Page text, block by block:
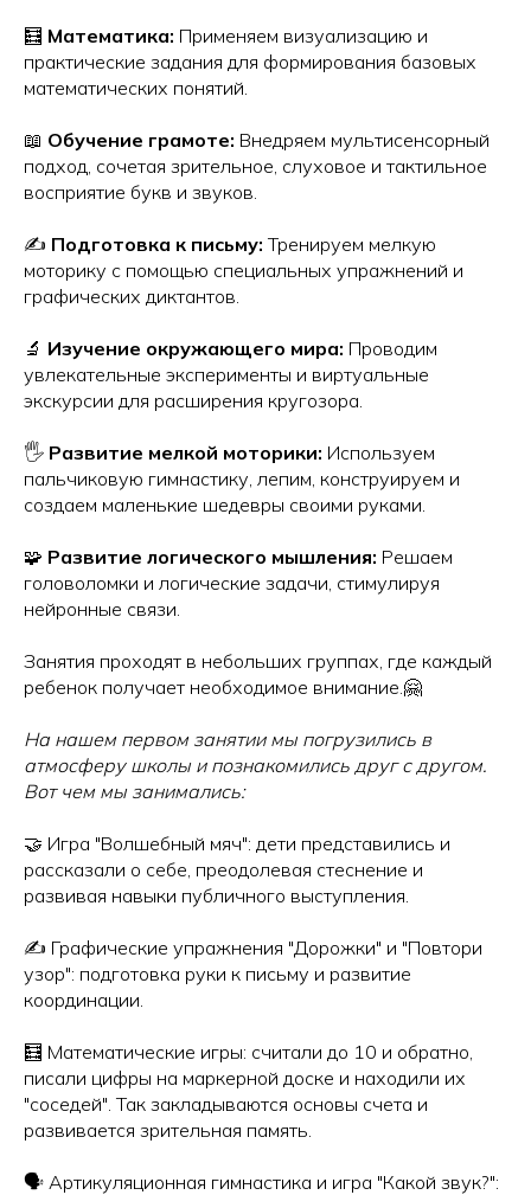
🧮 Математика: Применяем визуализацию и
практические задания для формирования базовых
математических понятий.
📖 Обучение грамоте: Внедряем мультисенсорный
подход, сочетая зрительное, слуховое и тактильное
восприятие букв и звуков.
✍️ Подготовка к письму: Тренируем мелкую
моторику с помощью специальных упражнений и
графических диктантов.
🔬 Изучение окружающего мира: Проводим
увлекательные эксперименты и виртуальные
экскурсии для расширения кругозора.
🖐️ Развитие мелкой моторики: Используем
пальчиковую гимнастику, лепим, конструируем и
создаем маленькие шедевры своими руками.
🧩 Развитие логического мышления: Решаем
головоломки и логические задачи, стимулируя
нейронные связи.
Занятия проходят в небольших группах, где каждый
ребенок получает необходимое внимание.🤗
На нашем первом занятии мы погрузились в
атмосферу школы и познакомились друг с другом.
Вот чем мы занимались:
🤝 Игра "Волшебный мяч": дети представились и
рассказали о себе, преодолевая стеснение и
развивая навыки публичного выступления.
✍️ Графические упражнения "Дорожки" и "Повтори
узор": подготовка руки к письму и развитие
координации.
🧮 Математические игры: считали до 10 и обратно,
писали цифры на маркерной доске и находили их
"соседей". Так закладываются основы счета и
развивается зрительная память.
🗣️ Артикуляционная гимнастика и игра "Какой звук?":